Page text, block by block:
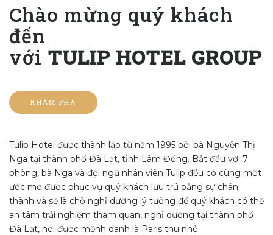
Chào mừng quý khách
đến
với TULIP HOTEL GROUP
KHÁM PHÁ
Tulip Hotel được thành lập từ năm 1995 bởi bà Nguyễn Thị
Nga tại thành phố Đà Lạt, tỉnh Lâm Đồng. Bắt đầu với 7
phòng, bà Nga và đội ngũ nhân viên Tulip đều có cùng một
ước mơ được phục vụ quý khách lưu trú bằng sự chân
thành và sẽ là chỗ nghỉ dưỡng lý tưởng để quý khách có thể
an tâm trải nghiệm tham quan, nghỉ dưỡng tại thành phố
Đà Lạt, nơi được mệnh danh là Paris thu nhỏ.